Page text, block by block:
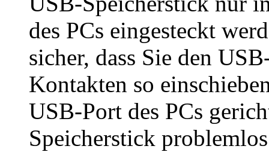
des PCs eingesteckt
sicher, dass Sie den
Kontakten so
USB-Port des PCs
Speicherstick